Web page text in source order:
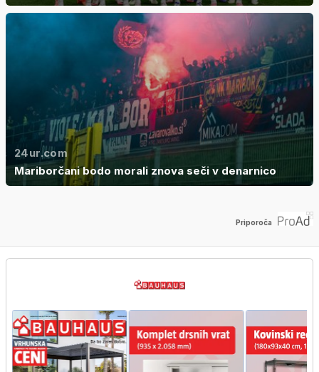
24ur.com
Mariborčani bodo morali znova seči v denarnico
Priporoča